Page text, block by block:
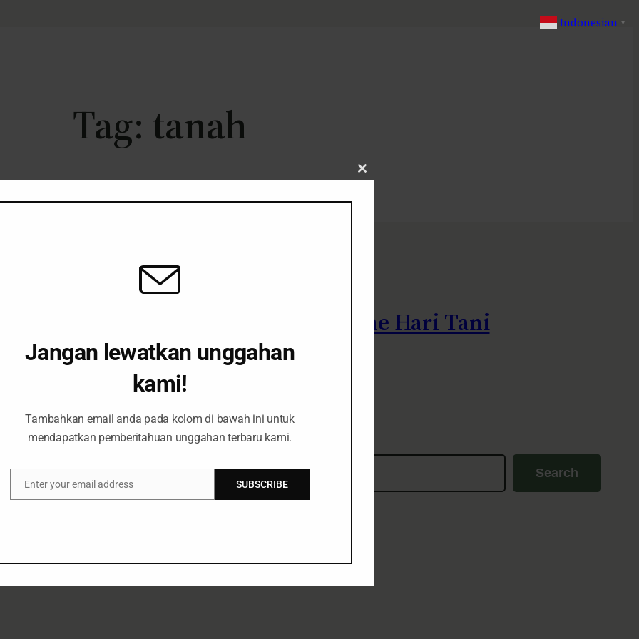
Tag: tanah
Rukun Tani Sumberejo Pakel: Zine Hari Tani
Hutan & Perkebunan
Search
Indonesian ▼
Jangan lewatkan unggahan
kami!
Tambahkan email anda pada kolom di bawah ini untuk
mendapatkan pemberitahuan unggahan terbaru kami.
Email
Enter your email address SUBSCRIBE